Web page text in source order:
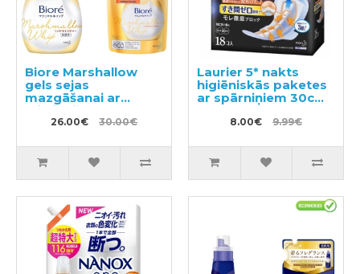
Biore Marshallow
gels sejas
mazgāšanai ar
mitrinošo efektu
150ml + pildviela
26.00€ 30.00€
Laurier 5* nakts
higiēniskās paketes
ar spārniņiem 30cm
8.00€ 9.99€